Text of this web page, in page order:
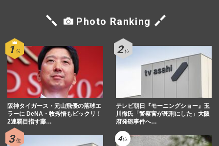
Photo Ranking
阪神タイガース・元山飛優の落球エ
ラーに DeNA・牧秀悟もビックリ！
2連覇目指す藤…
テレビ朝日『モーニングショー』玉
川徹氏「警察官が死刑にした」大阪
府発砲事件へ…